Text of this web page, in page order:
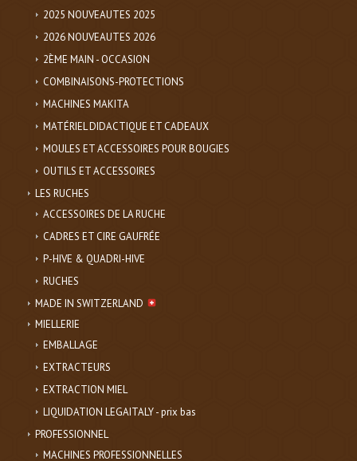
2025 NOUVEAUTES 2025
2026 NOUVEAUTES 2026
2ÈME MAIN - OCCASION
COMBINAISONS-PROTECTIONS
MACHINES MAKITA
MATÉRIEL DIDACTIQUE ET CADEAUX
MOULES ET ACCESSOIRES POUR BOUGIES
OUTILS ET ACCESSOIRES
LES RUCHES
ACCESSOIRES DE LA RUCHE
CADRES ET CIRE GAUFRÉE
P-HIVE & QUADRI-HIVE
RUCHES
MADE IN SWITZERLAND
MIELLERIE
EMBALLAGE
EXTRACTEURS
EXTRACTION MIEL
LIQUIDATION LEGAITALY - prix bas
PROFESSIONNEL
MACHINES PROFESSIONNELLES